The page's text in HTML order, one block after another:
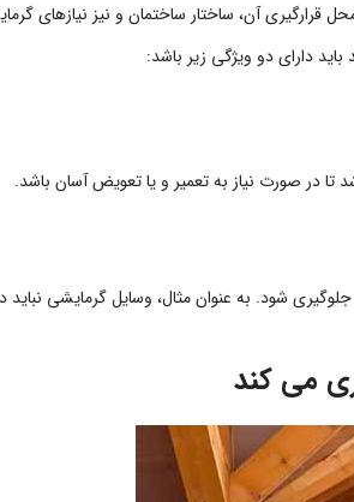
قرارگیری آن، ساختار ساختمان و نیز نیازهای
دارای دو ویژگی زیر باشد:
در صورت نیاز به تعمیر و یا تعویض آسان باشد.
شود. به عنوان مثال، وسایل گرمایشی نباید
می کند